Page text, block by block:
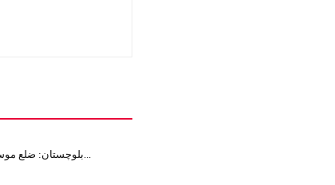
بلوچستان: ضلع موسیٰ خیل م...